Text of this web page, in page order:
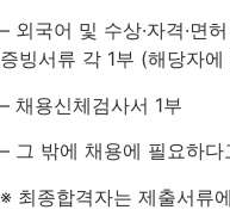
– 외국어 및 수상·자격·면
증빙서류 각 1부 (해당자에
– 채용신체검사서 1부
– 그 밖에 채용에 필요하
※ 최종합격자는 제출서류